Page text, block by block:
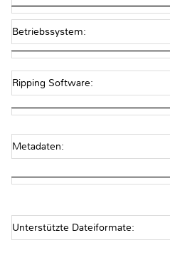
Betriebssystem:
Ripping Software:
Metadaten:
Unterstützte Dateiformate: